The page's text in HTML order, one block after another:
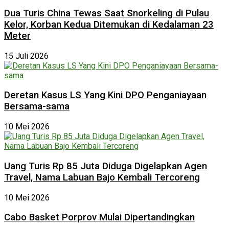
Dua Turis China Tewas Saat Snorkeling di Pulau
Kelor, Korban Kedua Ditemukan di Kedalaman 23
Meter
15 Juli 2026
Deretan Kasus LS Yang Kini DPO Penganiayaan
Bersama-sama
10 Mei 2026
Uang Turis Rp 85 Juta Diduga Digelapkan Agen
Travel, Nama Labuan Bajo Kembali Tercoreng
10 Mei 2026
Cabo Basket Porprov Mulai Dipertandingkan